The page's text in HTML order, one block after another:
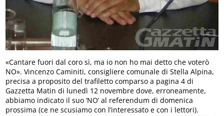
«Cantare fuori dal coro sì, ma io non ho mai detto che voterò
NO». Vincenzo Caminiti, consigliere comunale di Stella Alpina,
precisa a proposito del trafiletto comparso a pagina 4 di
Gazzetta Matin di lunedì 12 novembre dove, erroneamente,
abbiamo indicato il suo ‘NO’ al referendum di domenica
prossima (ce ne scusiamo con l’interessato e con i lettori).